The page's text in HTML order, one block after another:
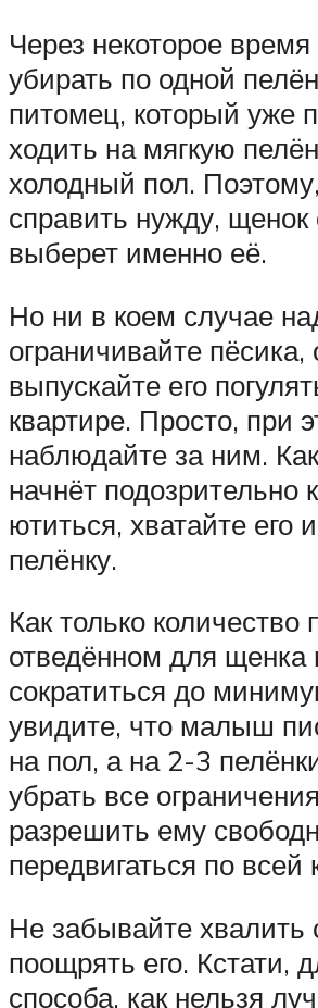
Через некоторое
убирать по одной
питомец, который уже
ходить на мягкую
холодный пол.
справить нужду, щенок
выберет именно её.
Но ни в коем случае
ограничивайте пёсика,
выпускайте его
квартире. Просто, при
наблюдайте за ним.
начнёт подозрительно
ютиться, хватайте его
пелёнку.
Как только количество
отведённом для щенка
сократиться до
увидите, что малыш
на пол, а на 2-3
убрать все
разрешить ему
передвигаться по всей
Не забывайте хвалить
поощрять его. Кстати,
способа, как нельзя